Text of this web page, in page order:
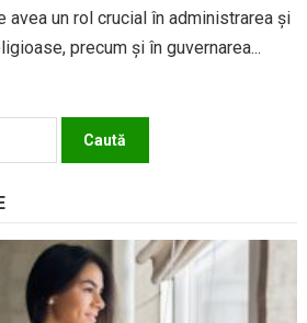
un rol crucial în administrarea și
precum și în guvernarea...